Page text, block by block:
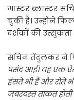
मास्टर ब्लास्टर
चुकी है। उन्होंने
दर्शकों की उत्सुकता
सचिन तेंदुलकर ने
पसंद आई। यह एक
हंसते भी हैं और रोते
जबरदस्त ताकत